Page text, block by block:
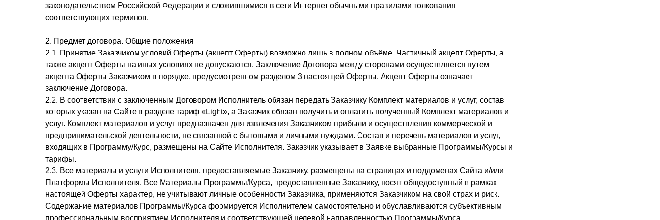
законодательством Российской Федерации и сложившимися в сети Интернет обычными правилами толкования
соответствующих терминов.
2. Предмет договора. Общие положения
2.1. Принятие Заказчиком условий Оферты (акцепт Оферты) возможно лишь в полном объёме. Частичный акцепт Оферты, а
также акцепт Оферты на иных условиях не допускаются. Заключение Договора между сторонами осуществляется путем
акцепта Оферты Заказчиком в порядке, предусмотренном разделом 3 настоящей Оферты. Акцепт Оферты означает
заключение Договора.
2.2. В соответствии с заключенным Договором Исполнитель обязан передать Заказчику Комплект материалов и услуг, состав
которых указан на Сайте в разделе тариф «Light», а Заказчик обязан получить и оплатить полученный Комплект материалов и
услуг. Комплект материалов и услуг предназначен для извлечения Заказчиком прибыли и осуществления коммерческой и
предпринимательской деятельности, не связанной с бытовыми и личными нуждами. Состав и перечень материалов и услуг,
входящих в Программу/Курс, размещены на Сайте Исполнителя. Заказчик указывает в Заявке выбранные Программы/Курсы и
тарифы.
2.3. Все материалы и услуги Исполнителя, предоставляемые Заказчику, размещены на страницах и поддоменах Сайта и/или
Платформы Исполнителя. Все Материалы Программы/Курса, предоставленные Заказчику, носят общедоступный в рамках
настоящей Оферты характер, не учитывают личные особенности Заказчика, применяются Заказчиком на свой страх и риск.
Содержание материалов Программы/Курса формируется Исполнителем самостоятельно и обуславливаются субъективным
профессиональным восприятием Исполнителя и соответствующей целевой направленностью Программы/Курса.